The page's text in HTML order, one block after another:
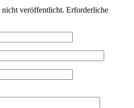
veröffentlicht. Erforderliche